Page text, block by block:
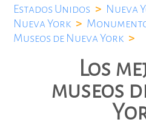
Estados Unidos > Nueva
Nueva York >
Museos de Nueva York >
Los
museos